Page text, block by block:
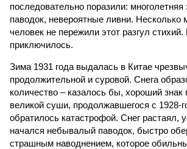
последовательно поразили:
паводок, невероятные ливни. Несколько
человек не пережили этот разгул стихий.
приключилось.
Зима 1931 года выдалась в Китае
продолжительной и суровой. Снега
количество – казалось бы, хороший знак
великой суши, продолжавшегося с 1928-
обратилось катастрофой. Снег растаял,
начался небывалый паводок, быстро
страшным наводнением, которое